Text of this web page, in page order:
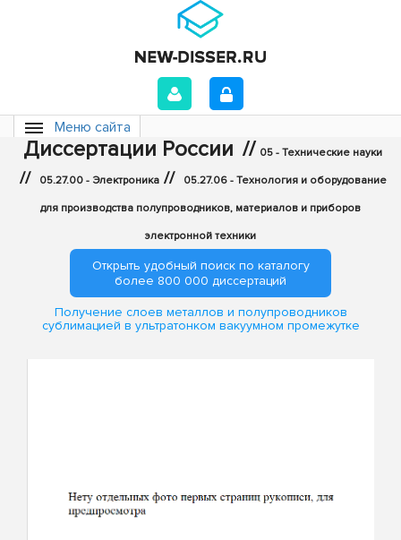
Меню сайта
Диссертации России // 05 - Технические науки
// 05.27.00 - Электроника // 05.27.06 - Технология и оборудование
для производства полупроводников, материалов и приборов
электронной техники
Открыть удобный поиск по каталогу
более 800 000 диссертаций
Получение слоев металлов и полупроводников
сублимацией в ультратонком вакуумном промежутке